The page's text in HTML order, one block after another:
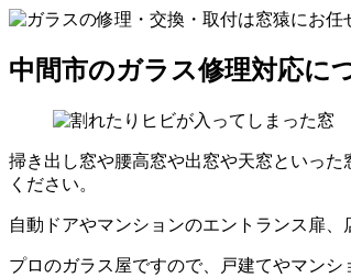
中間市のガラス修理対応に
掃き出し窓や腰高窓や出窓や天窓といっ
ください。
自動ドアやマンションのエントランス扉
プロのガラス屋ですので、戸建てやマン